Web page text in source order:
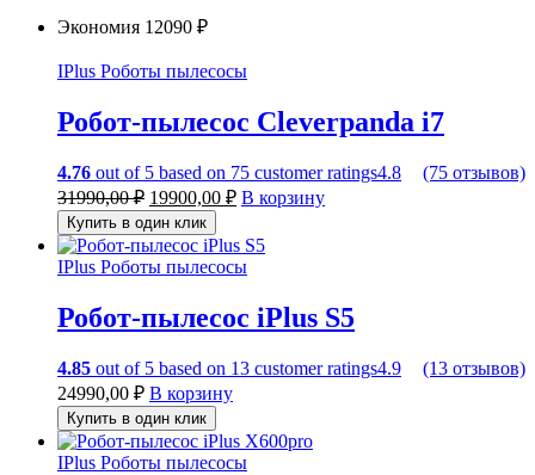
Экономия 12090 ₽
IPlus Роботы пылесосы
Робот-пылесос Cleverpanda i7
4.76 out of 5 based on 75 customer ratings4.8
(75 отзывов)
31990,00₽ 19900,00 ₽ В корзину
Купить в один клик
IPlus Роботы пылесосы
Робот-пылесос iPlus S5
4.85 out of 5 based on 13 customer ratings4.9
(13 отзывов)
24990,00 ₽ В корзину
Купить в один клик
IPlus Роботы пылесосы